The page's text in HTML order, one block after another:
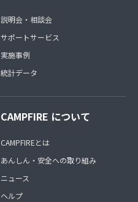
説明会・相談会
サポートサービス
実施事例
統計データ
CAMPFIRE について
CAMPFIREとは
あんしん・安全への取り組み
ニュース
ヘルプ